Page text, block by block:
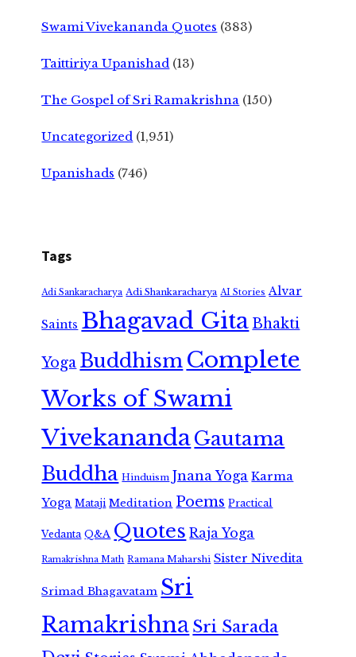
Swami Vivekananda Quotes (383)
Taittiriya Upanishad (13)
The Gospel of Sri Ramakrishna (150)
Uncategorized (1,951)
Upanishads (746)
Tags
Adi Sankaracharya Adi Shankaracharya AI Stories Alvar
Saints Bhagavad GitaBhakti
Yoga Buddhism Complete
Works of Swami
VivekanandaGautama
Buddha Hinduism Jnana Yoga Karma
Yoga Mataji Meditation Poems Practical
Vedanta Q&A Quotes Raja Yoga
Ramakrishna Math Ramana Maharshi Sister Nivedita
Srimad Bhagavatam Sri
RamakrishnaSri Sarada